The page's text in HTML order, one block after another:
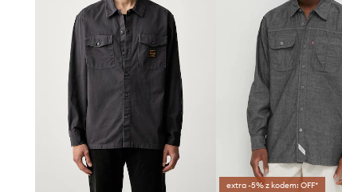
extra -5% z kodem: OFF*